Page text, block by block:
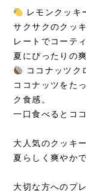
レモンクッキ
サクサクのクッ
レートでコーテ
夏にぴったりの
ココナッツク
ココナッツをた
ク食感。
一口食べるとコ
大人気のクッキ
夏らしく爽やか
大切な方へのプ